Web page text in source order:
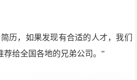
历，如果发现有合适的人才，我们
荐给全国各地的兄弟公司。”